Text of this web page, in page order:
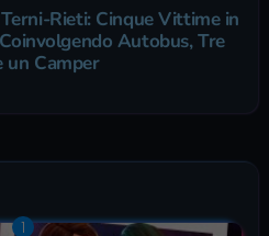
Rieti: Cinque Vittime in
Autobus, Tre
un Camper